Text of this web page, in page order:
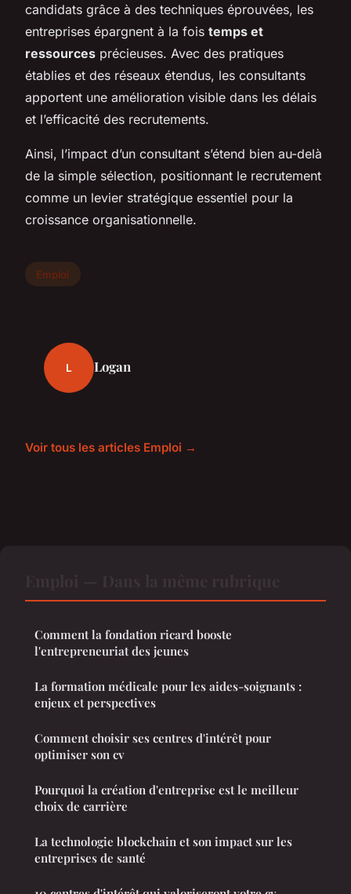
candidats grâce à des techniques éprouvées, les
entreprises épargnent à la fois temps et
ressources précieuses. Avec des pratiques
établies et des réseaux étendus, les consultants
apportent une amélioration visible dans les délais
et l’efficacité des recrutements.
Ainsi, l’impact d’un consultant s’étend bien au-delà
de la simple sélection, positionnant le recrutement
comme un levier stratégique essentiel pour la
croissance organisationnelle.
Emploi
L Logan
Voir tous les articles Emploi →
Comment la fondation ricard booste
l'entrepreneuriat des jeunes
La formation médicale pour les aides-soignants :
enjeux et perspectives
Comment choisir ses centres d'intérêt pour
optimiser son cv
Pourquoi la création d'entreprise est le meilleur
choix de carrière
La technologie blockchain et son impact sur les
entreprises de santé